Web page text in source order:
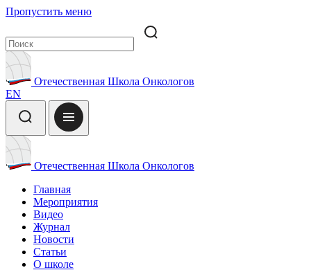
Пропустить меню
Отечественная Школа Онкологов
EN
Отечественная Школа Онкологов
Главная
Мероприятия
Видео
Журнал
Новости
Статьи
О школе